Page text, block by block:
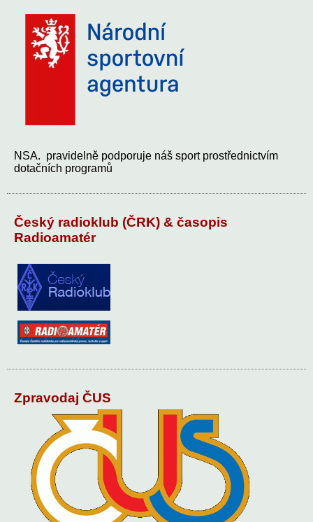
NSA. pravidelně podporuje náš sport prostřednictvím
dotačních programů
Český radioklub (ČRK) & časopis
Radioamatér
Zpravodaj ČUS